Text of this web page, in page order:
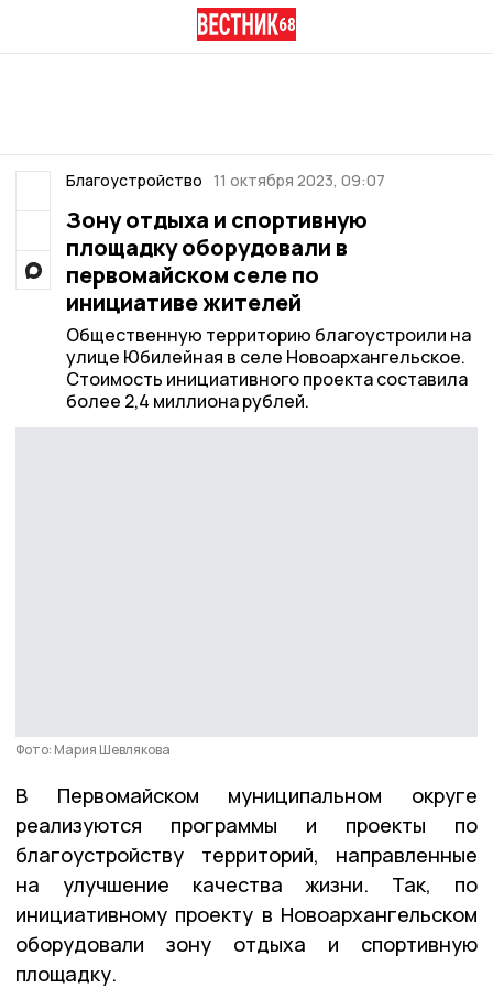
Благоустройство 11 октября 2023, 09:07
Зону отдыха и спортивную
площадку оборудовали в
первомайском селе по
инициативе жителей
Общественную территорию благоустроили на
улице Юбилейная в селе Новоархангельское.
Стоимость инициативного проекта составила
более 2,4 миллиона рублей.
Фото: Мария Шевлякова
В Первомайском муниципальном округе
реализуются программы и проекты по
благоустройству территорий, направленные
на улучшение качества жизни. Так, по
инициативному проекту в Новоархангельском
оборудовали зону отдыха и спортивную
площадку.